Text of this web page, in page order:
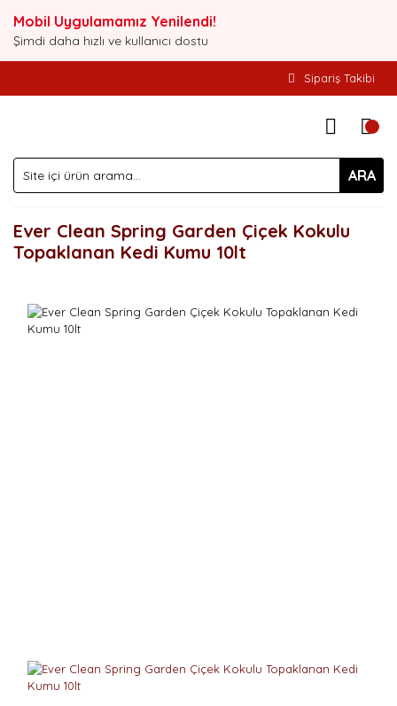
Mobil Uygulamamız Yenilendi!
Şimdi daha hızlı ve kullanıcı dostu
Sipariş Takibi
ARA
Ever Clean Spring Garden Çiçek Kokulu
Topaklanan Kedi Kumu 10lt